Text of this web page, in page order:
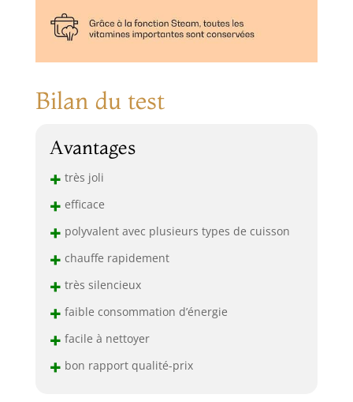
Bilan du test
Avantages
+ très joli
+ efficace
+ polyvalent avec plusieurs types de cuisson
+ chauffe rapidement
+ très silencieux
+ faible consommation d’énergie
+ facile à nettoyer
+ bon rapport qualité-prix